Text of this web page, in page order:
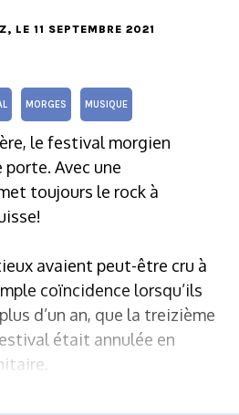
, LE 11 SEPTEMBRE 2021
MORGES MUSIQUE
le festival morgien
Avec une
toujours le rock à
avaient peut-être cru à
coïncidence lorsqu’ils
d’un an, que la treizième
était annulée en